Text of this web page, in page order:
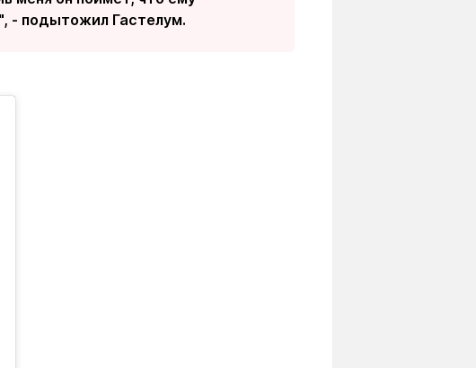
- подытожил Гастелум.